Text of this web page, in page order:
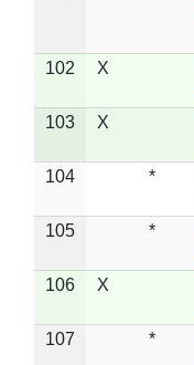
102 X
103 X
104 *
105 *
106 X
107 *